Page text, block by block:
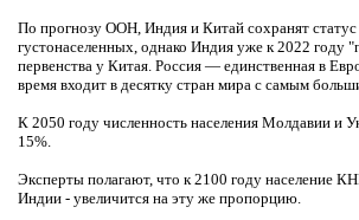
По прогнозу ООН, Индия и Китай сохранят
густонаселенных, однако Индия уже к 2022 году
первенства у Китая. Россия — единственная в
время входит в десятку стран мира с самым
К 2050 году численность населения Молдавии и
15%.
Эксперты полагают, что к 2100 году население
Индии - увеличится на эту же пропорцию.